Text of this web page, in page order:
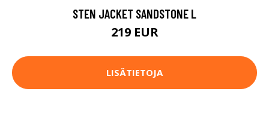
STEN JACKET SANDSTONE L
219 EUR
LISÄTIETOJA